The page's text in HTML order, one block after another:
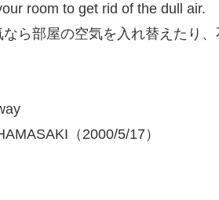
room to get rid of the dull air.
なら部屋の空気を入れ替えたり
（2000/5/17）